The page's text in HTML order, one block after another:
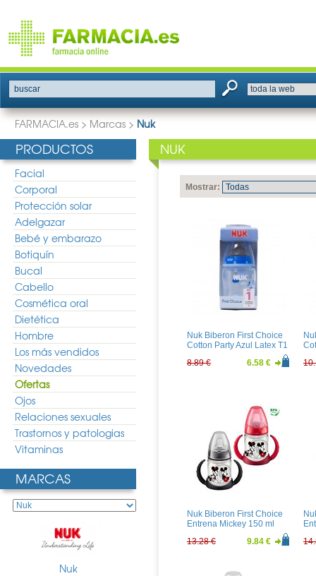
buscar
FARMACIA.es > Marcas > Nuk
PRODUCTOS
Facial
Corporal
Protección solar
Adelgazar
Bebé y embarazo
Botiquín
Bucal
Cabello
Cosmética oral
Dietética
Hombre
Los más vendidos
Novedades
Ofertas
Ojos
Relaciones sexuales
Trastornos y patologias
Vitaminas
MARCAS
Nuk
NUK
Mostrar:
Nuk Biberon First Choice
Cotton Party Azul Latex T1
8.89 € 6.58 €
Nuk Biberon First Choice
Entrena Mickey 150 ml
13.28 €
9.84 €